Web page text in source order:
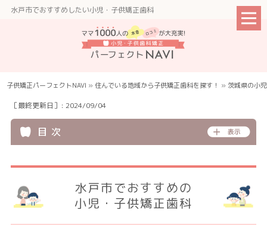
水戸市でおすすめしたい小児・子供矯正歯科
子供矯正パーフェクトNAVI » 住んでいる地域から子供矯正⻭科を探す！ » 茨城県の小
［最終更新日］: 2024/09/04
目 次
水戸市でおすすめの
小児・子供矯正歯科